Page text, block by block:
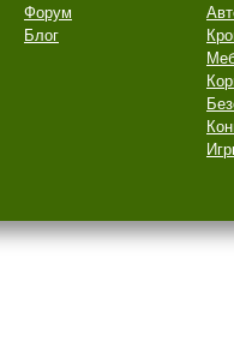
Форум
Блог